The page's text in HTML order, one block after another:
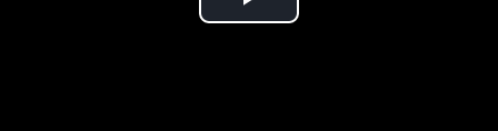
Play Video